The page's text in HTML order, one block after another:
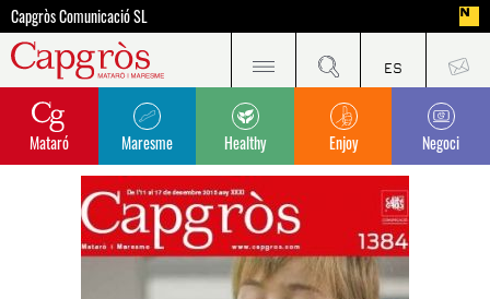
Capgròs Comunicació SL
Mataró Maresme Healthy Enjoy Negoci